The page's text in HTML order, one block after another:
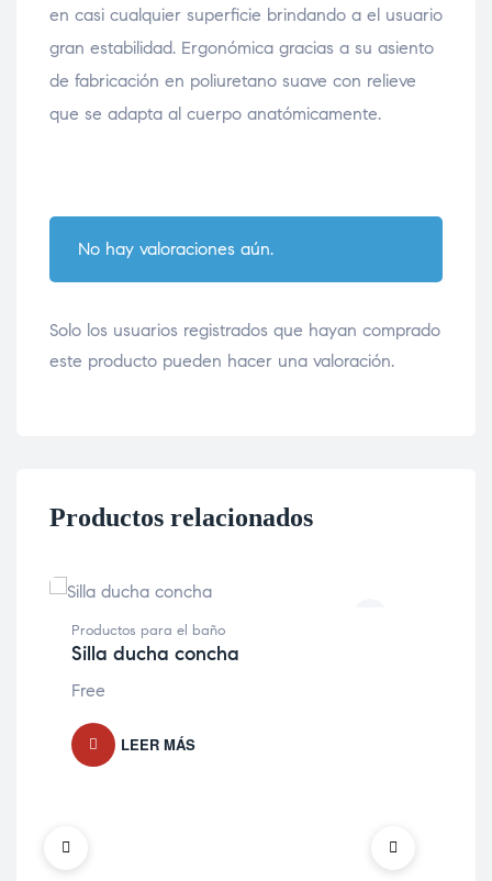
en casi cualquier superficie brindando a el usuario
gran estabilidad. Ergonómica gracias a su asiento
de fabricación en poliuretano suave con relieve
que se adapta al cuerpo anatómicamente.
No hay valoraciones aún.
Solo los usuarios registrados que hayan comprado
este producto pueden hacer una valoración.
Productos relacionados
Productos para el baño
Silla ducha concha
Free
LEER MÁS